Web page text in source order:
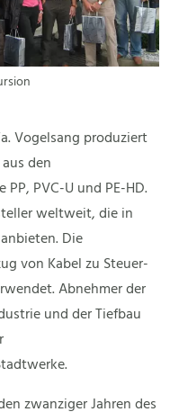
Vogelsang produziert
den
PVC-U und PE-HD.
weltweit, die in
Die
von Kabel zu Steuer-
Abnehmer der
und der Tiefbau
zwanziger Jahren des